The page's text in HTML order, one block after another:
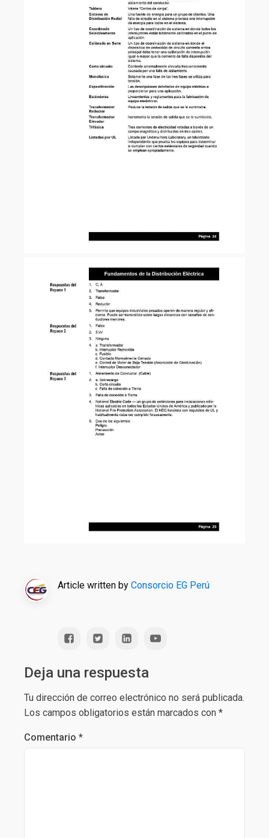
Article written by Consorcio EG Perú
Deja una respuesta
Tu dirección de correo electrónico no será publicada.
Los campos obligatorios están marcados con *
Comentario *